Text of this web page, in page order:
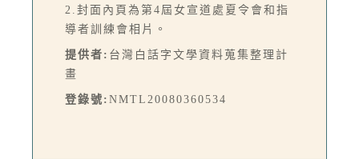
2.封面內頁為第4屆女宣道處夏令會和指
導者訓練會相片。
提供者: 台灣白話字文學資料蒐集整理計
畫
登錄號: NMTL20080360534